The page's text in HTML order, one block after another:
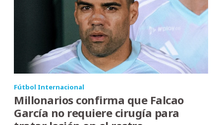
Fútbol Internacional
Millonarios confirma que Falcao
García no requiere cirugía para